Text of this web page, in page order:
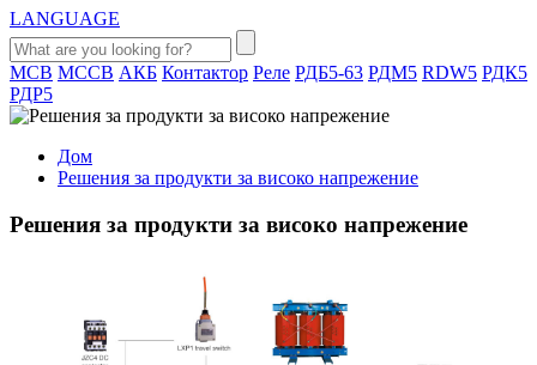
LANGUAGE
MCB MCCB АКБ Контактор Реле РДБ5-63 РДМ5 RDW5 РДК5
РДР5
Дом
Решения за продукти за високо напрежение
Решения за продукти за високо напрежение